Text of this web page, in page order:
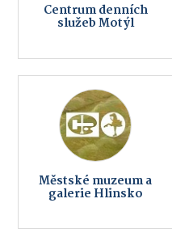
Centrum denních
služeb Motýl
Městské muzeum a
galerie Hlinsko